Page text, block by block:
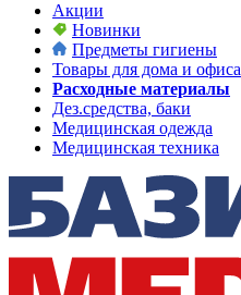
Акции
Новинки
Предметы гигиены
Товары для дома и офиса
Расходные материалы
Дез.средства, баки
Медицинская одежда
Медицинская техника